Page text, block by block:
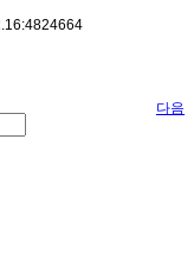
16:4824664
다음